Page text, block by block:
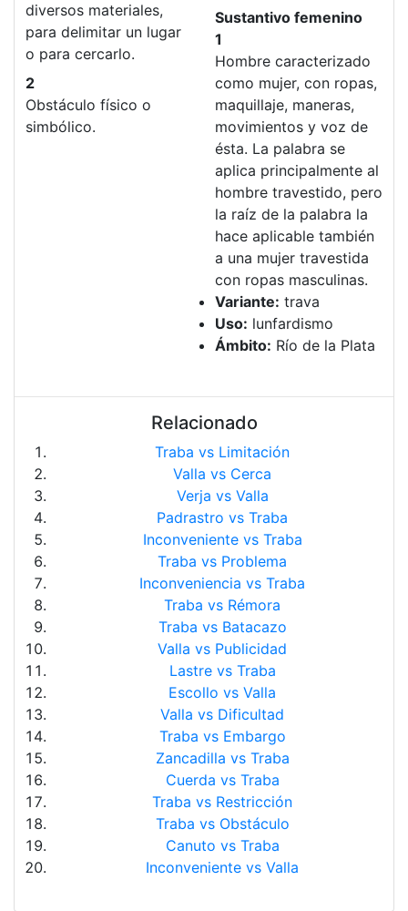
diversos materiales,
para delimitar un lugar
o para cercarlo.
2
Obstáculo físico o
simbólico.
Sustantivo femenino
1
Hombre caracterizado
como mujer, con ropas,
maquillaje, maneras,
movimientos y voz de
ésta. La palabra se
aplica principalmente al
hombre travestido, pero
la raíz de la palabra la
hace aplicable también
a una mujer travestida
con ropas masculinas.
Variante: trava
Uso: lunfardismo
Ámbito: Río de la Plata
Relacionado
Traba vs Limitación
Valla vs Cerca
Verja vs Valla
Padrastro vs Traba
Inconveniente vs Traba
Traba vs Problema
Inconveniencia vs Traba
Traba vs Rémora
Traba vs Batacazo
Valla vs Publicidad
Lastre vs Traba
Escollo vs Valla
Valla vs Dificultad
Traba vs Embargo
Zancadilla vs Traba
Cuerda vs Traba
Traba vs Restricción
Traba vs Obstáculo
Canuto vs Traba
Inconveniente vs Valla